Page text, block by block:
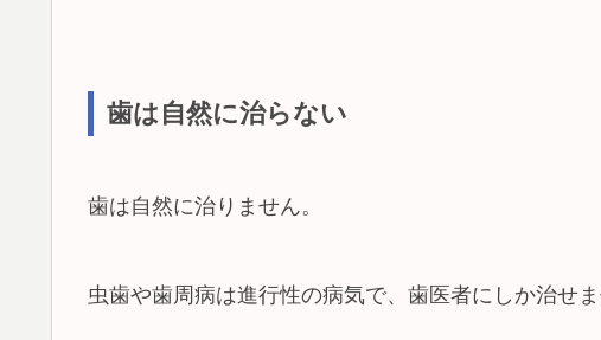
歯は自然に治らない
歯は自然に治りません。
虫歯や歯周病は進行性の病気で、歯医者にしか治せま